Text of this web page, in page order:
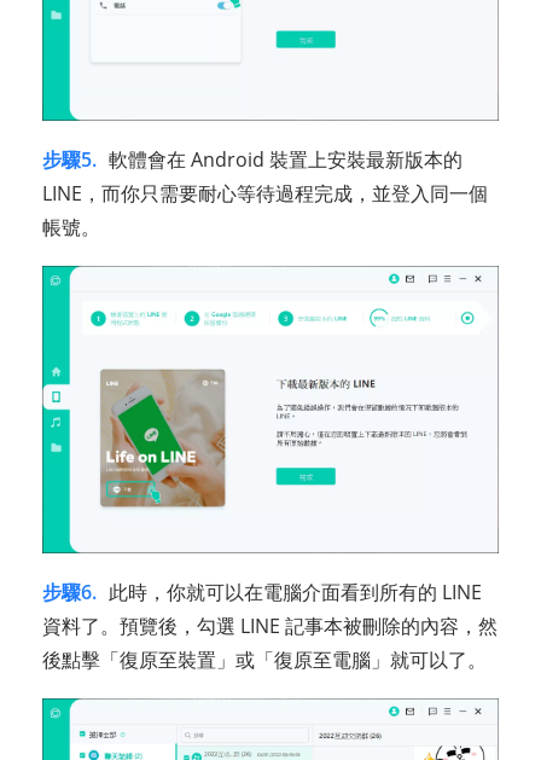
步驟5. 軟體會在 Android 裝置上安裝最新版本的
LINE，而你只需要耐心等待過程完成，並登入同一個
帳號。
步驟6. 此時，你就可以在電腦介面看到所有的 LINE
資料了。預覽後，勾選 LINE 記事本被刪除的內容，然
後點擊「復原至裝置」或「復原至電腦」就可以了。